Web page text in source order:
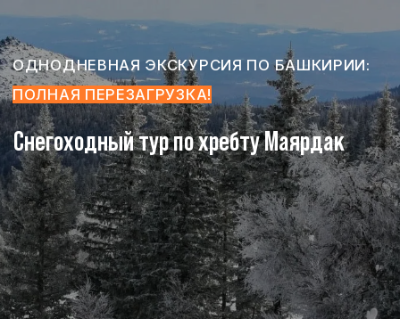
Снегоходный тур по хребту Маярдак
6900₽, всё включено
ОДНОДНЕВНАЯ ЭКСКУРСИЯ ПО БАШКИРИИ:
ПОЛНАЯ ПЕРЕЗАГРУЗКА!
Оставить заявку